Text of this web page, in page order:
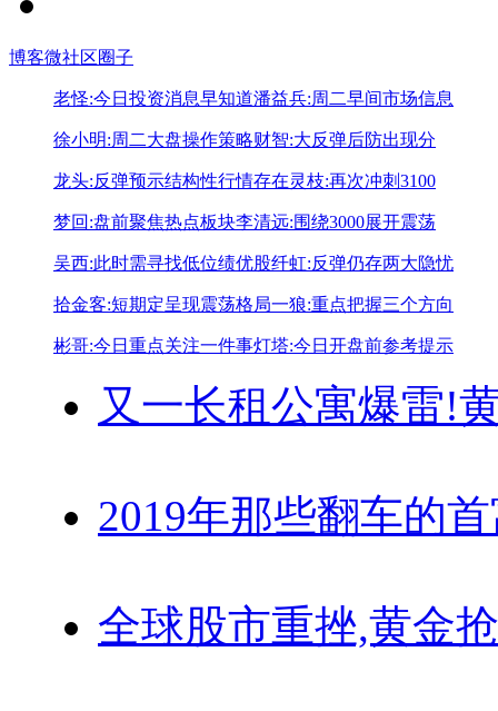
博客微社区圈子
老怪:今日投资消息早知道潘益兵:周二早间市场信息
徐小明:周二大盘操作策略财智:大反弹后防出现分
龙头:反弹预示结构性行情存在灵枝:再次冲刺3100
梦回:盘前聚焦热点板块李清远:围绕3000展开震荡
吴西:此时需寻找低位绩优股纤虹:反弹仍存两大隐忧
拾金客:短期定呈现震荡格局一狼:重点把握三个方向
彬哥:今日重点关注一件事灯塔:今日开盘前参考提示
又一长租公寓爆雷!
2019年那些翻车的
全球股市重挫,黄金